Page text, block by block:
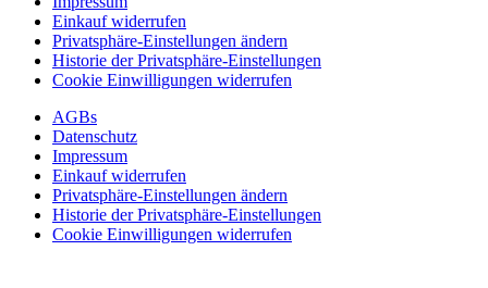
Einkauf widerrufen
Privatsphäre-Einstellungen ändern
Historie der Privatsphäre-Einstellungen
Cookie Einwilligungen widerrufen
AGBs
Datenschutz
Impressum
Einkauf widerrufen
Privatsphäre-Einstellungen ändern
Historie der Privatsphäre-Einstellungen
Cookie Einwilligungen widerrufen